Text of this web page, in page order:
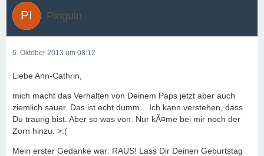
Pinguin
6. Oktober 2013 um 08:12
Liebe Ann-Cathrin,
mich macht das Verhalten von Deinem Paps jetzt aber auch
ziemlich sauer. Das ist echt dumm... Ich kann verstehen, dass
Du traurig bist. Aber so was von. Nur kÃ¤me bei mir noch der
Zorn hinzu. >:(
Mein erster Gedanke war: RAUS! Lass Dir Deinen Geburtstag